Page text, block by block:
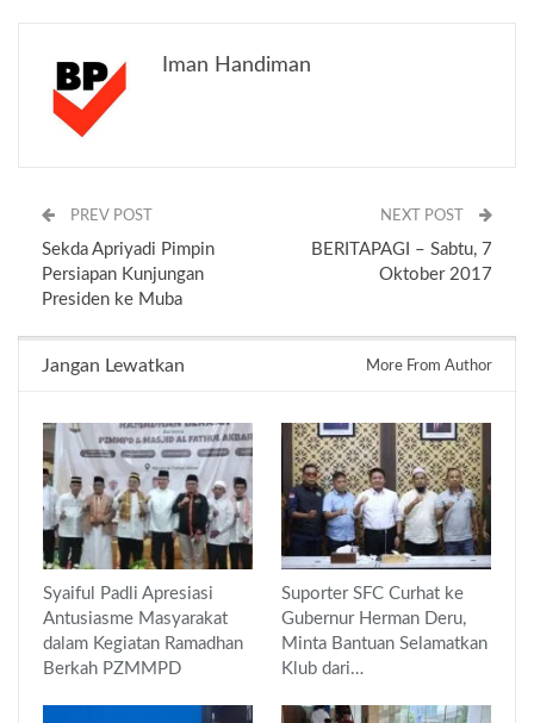
Iman Handiman
PREV POST
Sekda Apriyadi Pimpin
Persiapan Kunjungan
Presiden ke Muba
NEXT POST
BERITAPAGI – Sabtu, 7
Oktober 2017
Jangan Lewatkan More From Author
Syaiful Padli Apresiasi
Antusiasme Masyarakat
dalam Kegiatan Ramadhan
Berkah PZMMPD
Suporter SFC Curhat ke
Gubernur Herman Deru,
Minta Bantuan Selamatkan
Klub dari…